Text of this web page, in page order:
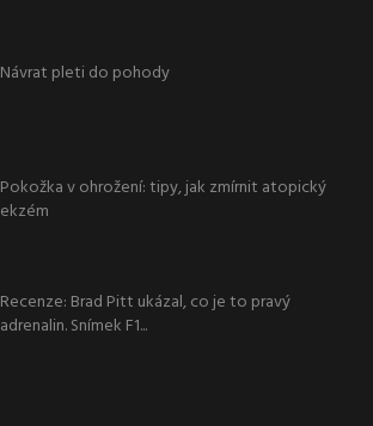
Návrat pleti do pohody
Pokožka v ohrožení: tipy, jak zmírnit atopický
ekzém
Recenze: Brad Pitt ukázal, co je to pravý
adrenalin. Snímek F1...